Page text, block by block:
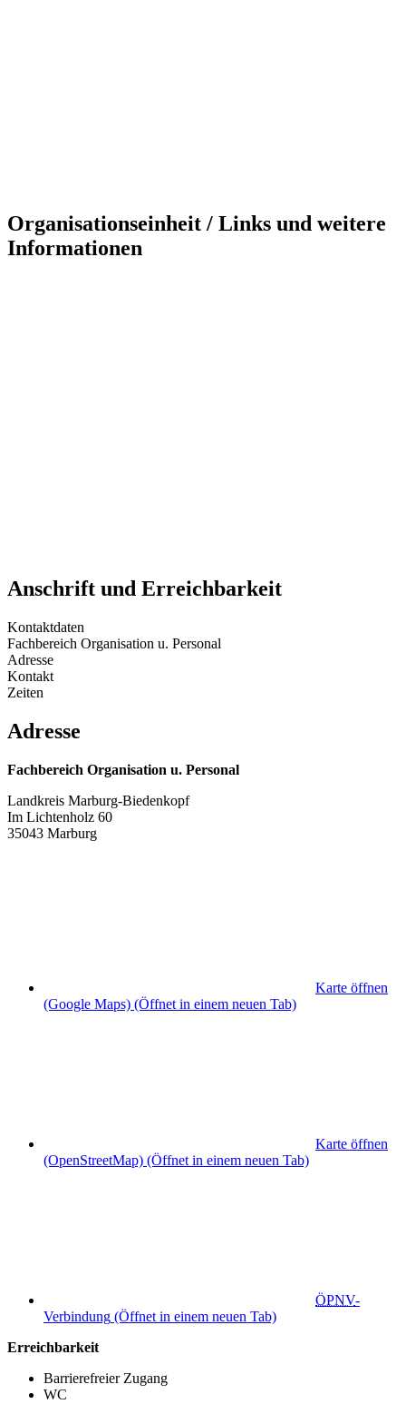
Organisationseinheit / Links und weitere
Informationen
Anschrift und Erreichbarkeit
Kontaktdaten
Fachbereich Organisation u. Personal
Adresse
Kontakt
Zeiten
Adresse
Fachbereich Organisation u. Personal
Landkreis Marburg-Biedenkopf
Im Lichtenholz 60
35043 Marburg
Karte öffnen
(Google Maps) (Öffnet in einem neuen Tab)
Karte öffnen
(OpenStreetMap) (Öffnet in einem neuen Tab)
ÖPNV-
Verbindung (Öffnet in einem neuen Tab)
Erreichbarkeit
Barrierefreier Zugang
WC